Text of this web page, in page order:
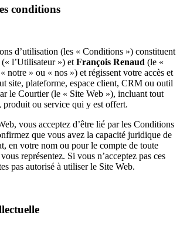
conditions
d’utilisation (les « Conditions ») constituent
l’Utilisateur ») et François Renaud (le «
notre » ou « nos ») et régissent votre accès et
site, plateforme, espace client, CRM ou outil
le Courtier (le « Site Web »), incluant tout
ou service qui y est offert.
vous acceptez d’être lié par les Conditions
que vous avez la capacité juridique de
en votre nom ou pour le compte de toute
représentez. Si vous n’acceptez pas ces
pas autorisé à utiliser le Site Web.